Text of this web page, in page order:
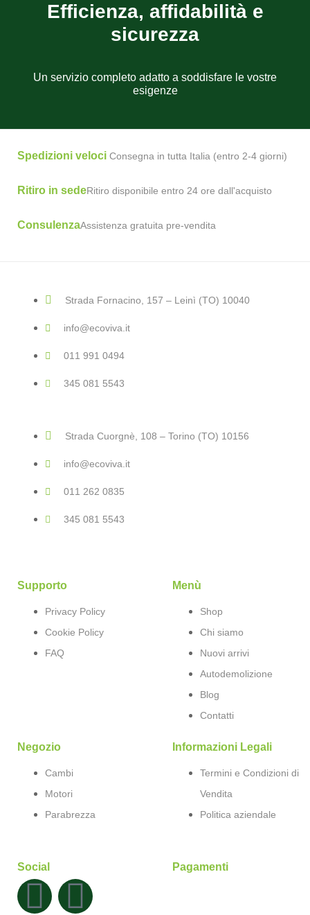
Efficienza, affidabilità e
sicurezza
Un servizio completo adatto a soddisfare le vostre
esigenze
Spedizioni veloci Consegna in tutta Italia (entro 2-4 giorni)
Ritiro in sedeRitiro disponibile entro 24 ore dall'acquisto
ConsulenzaAssistenza gratuita pre-vendita
Strada Fornacino, 157 – Leinì (TO) 10040
info@ecoviva.it
011 991 0494
345 081 5543
Strada Cuorgnè, 108 – Torino (TO) 10156
info@ecoviva.it
011 262 0835
345 081 5543
Supporto
Privacy Policy
Cookie Policy
FAQ
Menù
Shop
Chi siamo
Nuovi arrivi
Autodemolizione
Blog
Contatti
Negozio
Cambi
Motori
Parabrezza
Informazioni Legali
Termini e Condizioni di
Vendita
Politica aziendale
Social Pagamenti